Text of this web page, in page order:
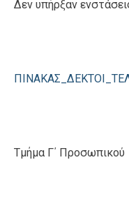
Δεν υπήρξαν
Τμήμα Γ΄ Προσωπικού